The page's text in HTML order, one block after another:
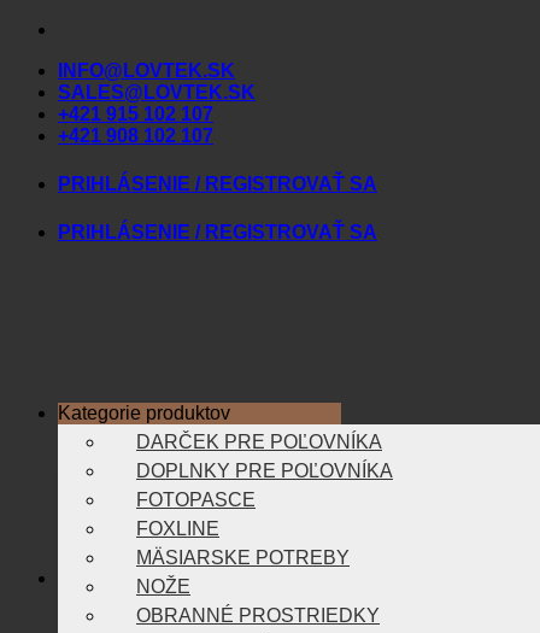
Skip
contentINFO@LOVTEK.SK
SALES@LOVTEK.SK
+421 915 102 107
+421 908 102 107
PRIHLÁSENIE / REGISTROVAŤ SA
PRIHLÁSENIE / REGISTROVAŤ SA
Kategorie produktov
DARČEK PRE POĽOVNÍKA
DOPLNKY PRE POĽOVNÍKA
FOTOPASCE
FOXLINE
MÄSIARSKE POTREBY
NOŽE
OBRANNÉ PROSTRIEDKY